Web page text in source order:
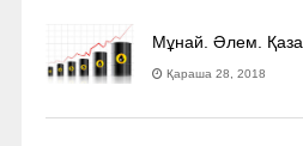
Мұнай. Әлем.
Қараша 28, 2018